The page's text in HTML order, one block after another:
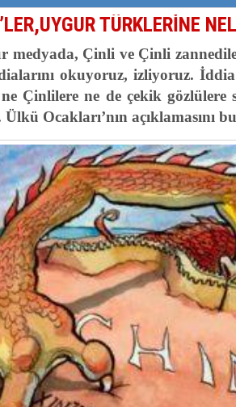
UYGUR POLİTİKALARINI ÖVEN DİYANET
URUMÇİ KATLİAMI MESAJİ : 05.07.2009
TÜRKLERİNE
Çinli ve Çinli
okuyoruz, izliyoruz.
Çinlilere ne de çekik gözlülere
Ocakları’nın açıklamasını